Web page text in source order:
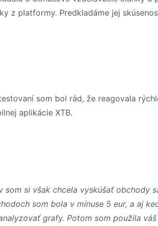
z platformy. Predkladáme jej
som bol rád, že reagovala
aplikácie XTB.
si však chcela vyskúšať obchody
som bola v mínuse 5 eur, a aj
grafy. Potom som použila váš